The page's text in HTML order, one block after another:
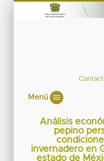
Menú
Análisis
pepino
invernadero en
estado de